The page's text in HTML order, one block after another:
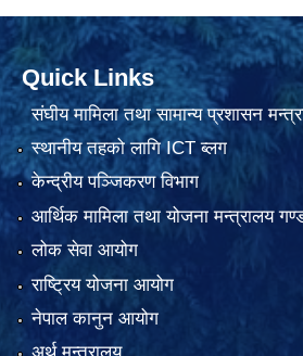
Quick Links
संघीय मामिला तथा सामान्य प्रशासन
स्थानीय तहको लागि ICT ब्लग
केन्द्रीय पञ्जिकरण विभाग
आर्थिक मामिला तथा योजना मन्त्रालय
लोक सेवा आयोग
राष्ट्रिय योजना आयोग
नेपाल कानुन आयोग